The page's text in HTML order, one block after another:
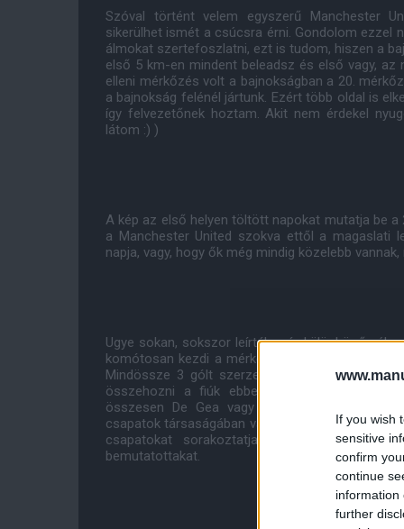
If you wish
sensitive
confirm
continue
information
further
Szóval történt velem egyszerű Manchester
sikerülhet ismét a csúcsra érni. Gondolom ezzel
álmokat szertefoszlatni, ezt is tudom, hiszen a
első 5 km-en mindent beleadsz és első vagy,
elleni mérkőzés volt a bajnokságban a 20.
a bajnokság felénél jártunk. Ezért több oldal is
így felvezetőnek hoztam. Akit nem érdekel
látom :) )
A kép az első helyen töltött napokat mutatja be
a Manchester United szokva ettől a magaslati
napja, vagy, hogy ők még mindig közelebb
Ugye sokan, sokszor leírták már különböző
komótosan kezdi a mérkőzéseket a Manchester
Mindössze 3 gólt szerzett az Ole csapat az
összehozni a fiúk ebben az időszakban,
összesen De Gea vagy Henderson kapujára.
csapatok társaságában van szeretett
csapatokat sorakoztatja fel. A következő
bemutatottakat.